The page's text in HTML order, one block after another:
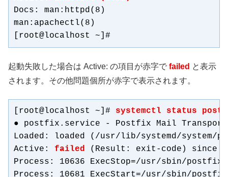
Docs: man:httpd(8)
man:apachectl(8)
[root@localhost ~]#
起動失敗した場合は Active: の項目が赤字で failed と表示
されます。その他問題個所が赤字で表示されます。
[root@localhost ~]# systemctl status
● postfix.service - Postfix Mail Transport
Loaded: loaded (/usr/lib/systemd/
Active: failed (Result: exit-code) since
Process: 10636 ExecStop=/usr/sbin/
Process: 10681 ExecStart=/usr/sbin/